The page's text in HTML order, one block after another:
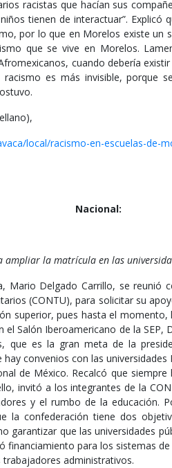
racistas que hacían sus
tienen de interactuar”. Explicó
por lo que en Morelos existe un
que se vive en Morelos.
cuando debería
racismo es más invisible, porque
local/racismo-en-escuelas-de-
Nacional:
ampliar la matrícula en las
Mario Delgado Carrillo, se reunió
(CONTU), para solicitar su
superior, pues hasta el
Salón Iberoamericano de la SEP,
que es la gran meta de la
convenios con las universidades
de México. Recalcó que
invitó a los integrantes de la
y el rumbo de la educación.
la confederación tiene dos
garantizar que las universidades
financiamiento para los sistemas
administrativos.